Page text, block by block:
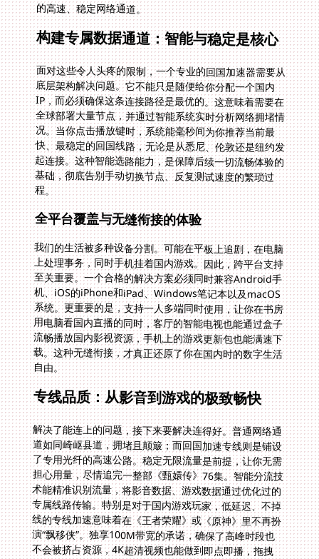
的高速、稳定网络通道。
构建专属数据通道：智能与稳定是核心
面对这些令人头疼的限制，一个专业的回国加速器需要从
底层架构解决问题。它不能只是随便给你分配一个国内
IP，而必须确保这条连接路径是最优的。这意味着需要在
全球部署大量节点，并通过智能系统实时分析网络拥堵情
况。当你点击播放键时，系统能毫秒间为你推荐当前最
快、最稳定的回国线路，无论是从悉尼、伦敦还是纽约发
起连接。这种智能选路能力，是保障后续一切流畅体验的
基础，彻底告别手动切换节点、反复测试速度的繁琐过
程。
全平台覆盖与无缝衔接的体验
我们的生活被多种设备分割。可能在平板上追剧，在电脑
上处理事务，同时手机挂着国内游戏。因此，跨平台支持
至关重要。一个合格的解决方案必须同时兼容Android手
机、iOS的iPhone和iPad、Windows笔记本以及macOS
系统。更重要的是，支持一人多端同时使用，让你在书房
用电脑看国内直播的同时，客厅的智能电视也能通过盒子
流畅播放国内影视资源，手机上的游戏更新包也能满速下
载。这种无缝衔接，才真正还原了你在国内时的数字生活
自由。
专线品质：从影音到游戏的极致畅快
解决了能连上的问题，接下来要解决连得好。普通网络通
道如同崎岖县道，拥堵且颠簸；而回国加速专线则是铺设
了专用光纤的高速公路。稳定无限流量是前提，让你无需
担心用量，尽情追完一整部《甄嬛传》76集。智能分流技
术能精准识别流量，将影音数据、游戏数据通过优化过的
专属线路传输。特别是对于国内游戏玩家，低延迟、不掉
线的专线加速意味着在《王者荣耀》或《原神》里不再扮
演“飘移侠”。独享100M带宽的承诺，确保了高峰时段也
不会被挤占资源，4K超清视频也能做到即点即播，拖拽